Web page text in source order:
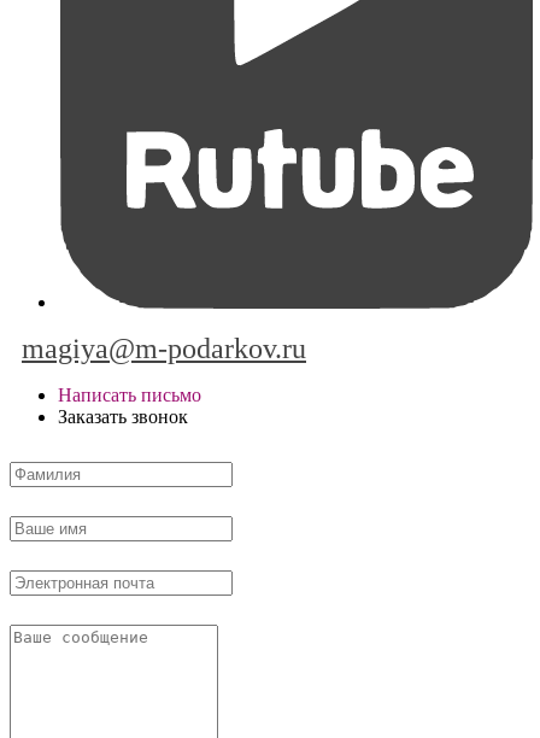
magiya@m-podarkov.ru
Написать письмо
Заказать звонок